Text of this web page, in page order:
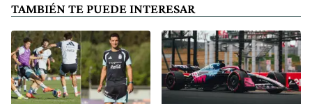
TAMBIÉN TE PUEDE INTERESAR